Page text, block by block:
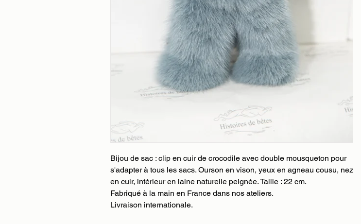
Bijou de sac : clip en cuir de crocodile avec double mousqueton pour
s'adapter à tous les sacs. Ourson en vison, yeux en agneau cousu, nez
en cuir, intérieur en laine naturelle peignée. Taille : 22 cm.
Fabriqué à la main en France dans nos ateliers.
Livraison internationale.